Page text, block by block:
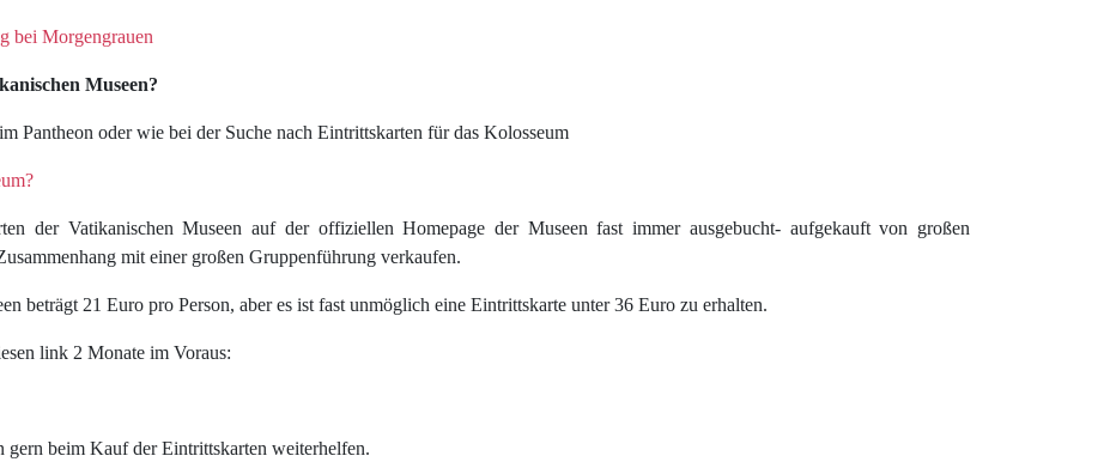
bei Morgengrauen
Museen?
Pantheon oder wie bei der Suche nach Eintrittskarten für das Kolosseum
der Vatikanischen Museen auf der offiziellen Homepage der Museen fast immer ausgebucht- aufgekauft von großen
mit einer großen Gruppenführung verkaufen.
beträgt 21 Euro pro Person, aber es ist fast unmöglich eine Eintrittskarte unter 36 Euro zu erhalten.
link 2 Monate im Voraus:
beim Kauf der Eintrittskarten weiterhelfen.